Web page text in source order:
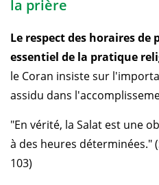
la prière
Le respect des horaires
essentiel de la pratique
le Coran insiste sur
assidu dans
"En vérité, la Salat est une
à des heures déterminées."
103)